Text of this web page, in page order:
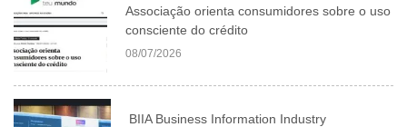
Associação orienta consumidores sobre o uso
consciente do crédito
08/07/2026
BIIA Business Information Industry